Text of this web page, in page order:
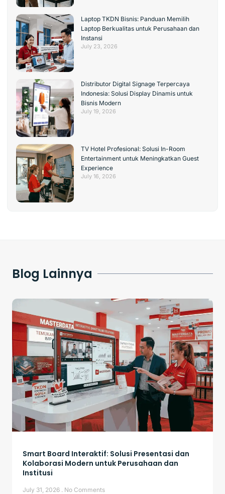
Laptop TKDN Bisnis: Panduan Memilih
Laptop Berkualitas untuk Perusahaan dan
Instansi
July 23, 2026
Distributor Digital Signage Terpercaya
Indonesia: Solusi Display Dinamis untuk
Bisnis Modern
July 19, 2026
TV Hotel Profesional: Solusi In-Room
Entertainment untuk Meningkatkan Guest
Experience
July 16, 2026
Blog Lainnya
Smart Board Interaktif: Solusi Presentasi dan
Kolaborasi Modern untuk Perusahaan dan
Institusi
July 31, 2026 No Comments